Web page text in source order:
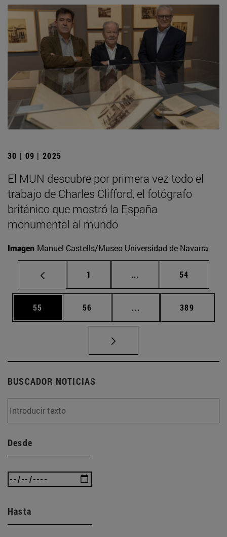
30 | 09 | 2025
El MUN descubre por primera vez todo el
trabajo de Charles Clifford, el fotógrafo
británico que mostró la España
monumental al mundo
Imagen Manuel Castells/Museo Universidad de Navarra
Página
1 ... Páginas intermedias
Página
54
Página
55 Página
56 ... Páginas intermedias
Página
389
BUSCADOR NOTICIAS
Desde
Hasta